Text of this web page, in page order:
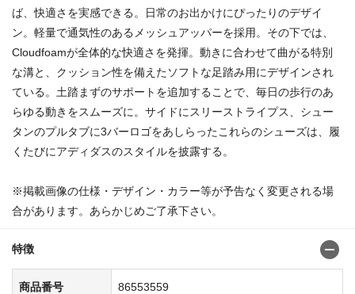
ば、快適さを実感できる。日常のお出かけにぴったりのデザイ
ン。軽量で通気性のあるメッシュアッパーを採用。その下では、
Cloudfoamが全体的な快適さを発揮。動きに合わせて曲がる特別
な溝と、クッション性を備えたソフトな足踏み用にデザインされ
ている。土踏まずのサポートを追加することで、毎日の歩行のあ
らゆる動きをスムーズに。サイドにスリーストライプス、シュー
タンのプルタブに3バーロゴをあしらったこれらのシューズは、履
くたびにアディダスのスタイルを披露する。
※掲載画像の仕様・デザイン・カラー等が予告なく変更される場
合があります。あらかじめご了承下さい。
特徴
商品番号 86553559